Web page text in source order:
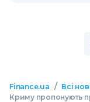
Finance.ua / Всі
Криму пропонують